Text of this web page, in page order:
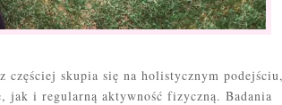
częściej skupia się na holistycznym podejściu,
jak i regularną aktywność fizyczną. Badania